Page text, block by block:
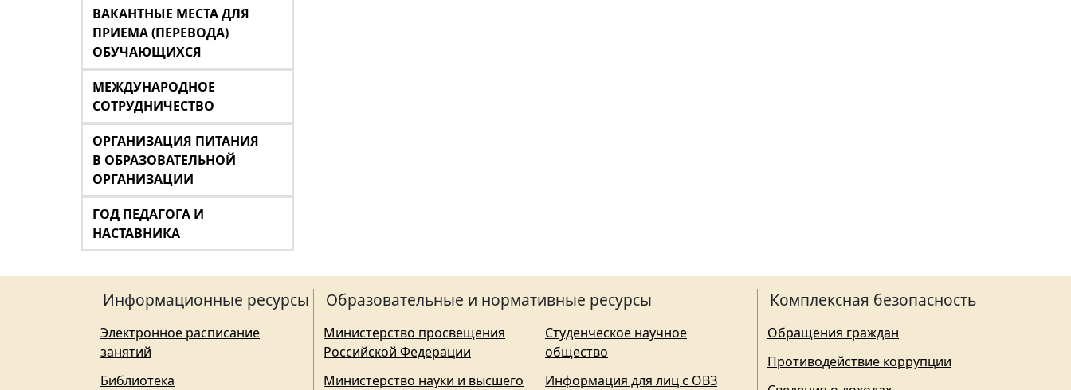
ВАКАНТНЫЕ МЕСТА ДЛЯ
ПРИЕМА (ПЕРЕВОДА)
ОБУЧАЮЩИХСЯ
МЕЖДУНАРОДНОЕ
СОТРУДНИЧЕСТВО
ОРГАНИЗАЦИЯ ПИТАНИЯ
В ОБРАЗОВАТЕЛЬНОЙ
ОРГАНИЗАЦИИ
ГОД ПЕДАГОГА И
НАСТАВНИКА
Информационные ресурсы
Электронное расписание
занятий
Библиотека
Образовательные и нормативные ресурсы
Министерство просвещения
Российской Федерации
Министерство науки и высшего
Студенческое научное
общество
Информация для лиц с ОВЗ
Комплексная безопасность
Обращения граждан
Противодействие коррупции